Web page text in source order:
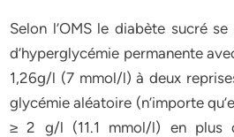
Selon l’OMS le diabète sucré
d’hyperglycémie permanente
1,26g/l (7 mmol/l) à deux
glycémie aléatoire (n’importe
≥ 2 g/l (11.1 mmol/l) en plus